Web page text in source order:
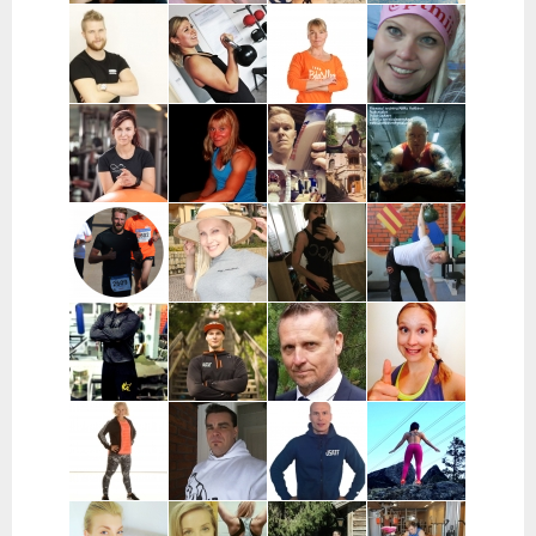
Miika Salo |
Salo, Paimio,
Kaarina,
Turku, Raisio
Anna-Mari Löf
| Salo
Susanna
Ingves |
Raasepori
Vesa-Matti
Vehkaperä |
Oulu
Taneli
Leppänen |
Turku ja
lähikunnat
Kata Pulkka |
Pääkaupunkiseutu
Marika
Koskela-
Kontu |
Pohjois-
Pohjanmaa
Miia
Numminen |
Keuruu
Sara Uimonen |
Pääkaupunkiseutu
Miranda Tirri |
Koko Suomi ja
ulkomaat,
verkkovalmennus
Mikael Mentu
| Helsinki
Miikka
Heikkinen |
Itä-Suomi
Wille
Wahlberg |
Helsinki
Katja Varjo |
Raisio
Marja-Liisa
Ylipahkala |
Oulu,
Kempele,
Haukipudas
Mikael
Pihlajamaa |
Turun alue
Joni
Haapaniitty |
Tampere
Mikke Mänty-
Sorvari |
Tampere
Ilkka Marttila
| Syöte
Ida Huttunen
| Koko Suomi
Satu
Mika Turunen
Hasse
Sofia